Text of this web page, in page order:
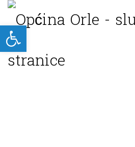
Open toolbar